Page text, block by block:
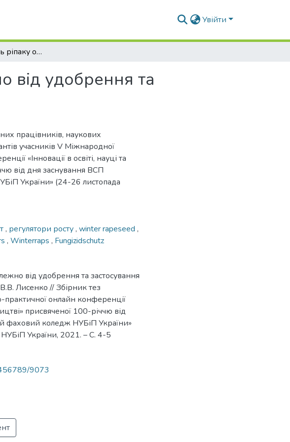
Увійти
Продуктивність ріпаку озимого залежно від удобрення та застосування фунгіцидів на посівах
від удобрення та
працівників, наукових
учасників V Міжнародної
«Інновації в освіті, науці та
від дня заснування ВСП
України» (24-26 листопада
, регулятори росту, winter rapeseed ,
, Winterraps , Fungizidschutz
від удобрення та застосування
Лисенко // Збірник тез
онлайн конференції
присвяченої 100-річчю від
фаховий коледж НУБіП України»
України, 2021. – С. 4-5
9073